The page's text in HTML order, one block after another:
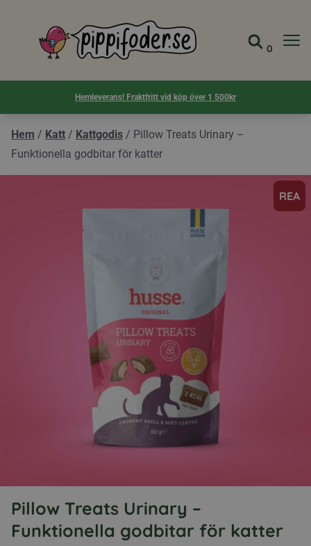
Pippifoder logotyp Gå till
Visa
0
Hemleverans! Fraktfritt vid köp över 1 500kr
Hem / Katt / Kattgodis / Pillow Treats Urinary –
Funktionella godbitar för katter
REA
Pillow Treats Urinary –
Funktionella godbitar för katter